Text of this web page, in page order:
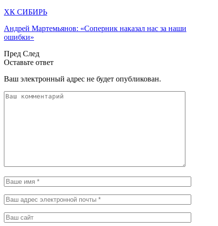
ХК СИБИРЬ
Андрей Мартемьянов: «Соперник наказал нас за наши
ошибки»
Пред След
Оставьте ответ
Ваш электронный адрес не будет опубликован.